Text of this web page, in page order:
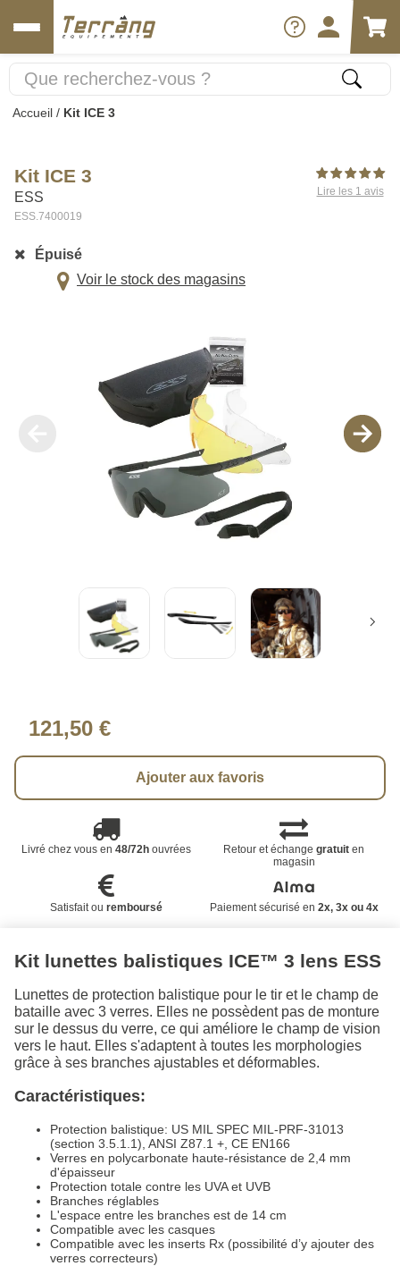
Accueil / Kit ICE 3
Kit ICE 3
ESS
ESS.7400019
Lire les 1 avis
Épuisé
Voir le stock des magasins
121,50 €
Ajouter aux favoris
Livré chez vous en 48/72houvrées Retour et échangegratuit en
magasin
Satisfait ou remboursé Paiement sécurisé en 2x, 3x ou 4x
Kit lunettes balistiques ICE™ 3 lens ESS
Lunettes de protection balistique pour le tir et le champ de
bataille avec 3 verres. Elles ne possèdent pas de monture
sur le dessus du verre, ce qui améliore le champ de vision
vers le haut. Elles s'adaptent à toutes les morphologies
grâce à ses branches ajustables et déformables.
Caractéristiques:
Protection balistique: US MIL SPEC MIL-PRF-31013
(section 3.5.1.1), ANSI Z87.1 +, CE EN166
Verres en polycarbonate haute-résistance de 2,4 mm
d'épaisseur
Protection totale contre les UVA et UVB
Branches réglables
L'espace entre les branches est de 14 cm
Compatible avec les casques
Compatible avec les inserts Rx (possibilité d’y ajouter des
verres correcteurs)